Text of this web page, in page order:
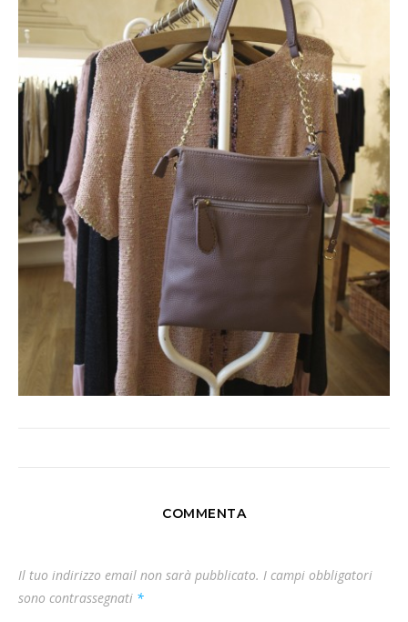
COMMENTA
Il tuo indirizzo email non sarà pubblicato. I campi obbligatori
sono contrassegnati *